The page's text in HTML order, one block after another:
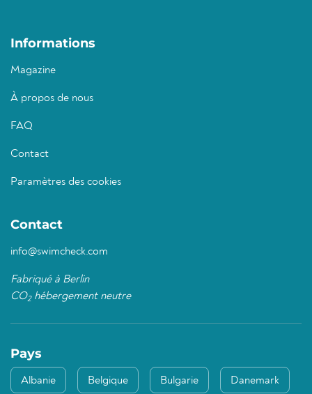
Informations
Magazine
À propos de nous
FAQ
Contact
Paramètres des cookies
Contact
info@swimcheck.com
Fabriqué à Berlin
CO2hébergement neutre
Pays
Albanie Belgique Bulgarie Danemark